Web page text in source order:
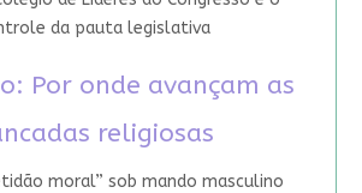
da pauta legislativa
Por onde avançam as
religiosas
moral” sob mando masculino